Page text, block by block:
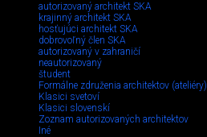
autorizovaný architekt SKA
krajinný architekt SKA
hosťujúci architekt SKA
dobrovoľný člen SKA
autorizovaný v zahraničí
neautorizovaný
študent
Formálne združenia architektov (ateliéry)
Klasici svetoví
Klasici slovenskí
Zoznam autorizovaných architektov
Iné